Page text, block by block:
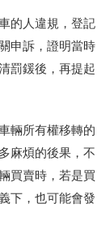
的人違規，登記
申訴，證明當時
罰鍰後，再提起
輛所有權移轉的
麻煩的後果，不
買賣時，若是買
下 ，也可能會發